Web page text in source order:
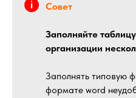
Совет
Заполняйте
организации
Заполнять типовую
формате word